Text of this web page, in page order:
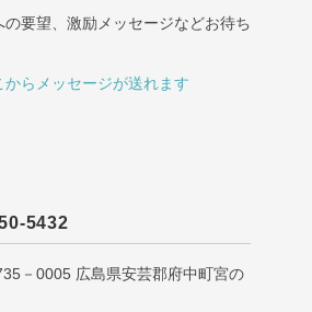
要望、激励メッセージなどお待ち
からメッセージが送れます
5432
－0005 広島県安芸郡府中町宮の